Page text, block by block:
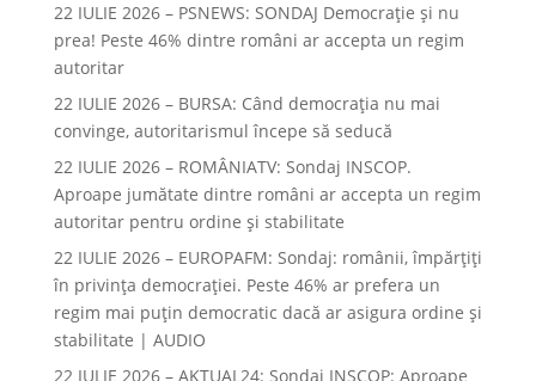
22 IULIE 2026 – PSNEWS: SONDAJ Democrație și nu
prea! Peste 46% dintre români ar accepta un regim
autoritar
22 IULIE 2026 – BURSA: Când democraţia nu mai
convinge, autoritarismul începe să seducă
22 IULIE 2026 – ROMÂNIATV: Sondaj INSCOP.
Aproape jumătate dintre români ar accepta un regim
autoritar pentru ordine și stabilitate
22 IULIE 2026 – EUROPAFM: Sondaj: românii, împărțiți
în privința democrației. Peste 46% ar prefera un
regim mai puțin democratic dacă ar asigura ordine și
stabilitate | AUDIO
22 IULIE 2026 – AKTUAL24: Sondaj INSCOP: Aproape